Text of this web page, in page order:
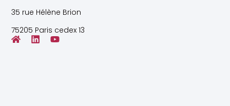
35 rue Hélène Brion
75205 Paris cedex 13